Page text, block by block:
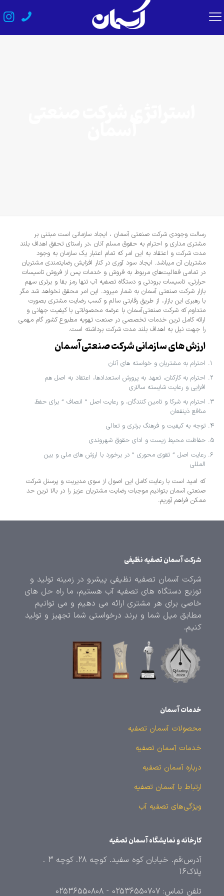
رسالت وجودی شرکت صنعتی آسمان ، ایجاد سازمانی است مبتنی بر
مشتری مداری و احترام به حقوق مسلم آنان ،در راستای تحقق اهداف بلند
مدت شرکت و اعتقاد به این امر که تمام اعتبار یک سازمان به وجود
مشتریان آن میباشد. ایجاد سود آوری در کنار افزایش رضایتمندی مشتریان
در تمامی فعالیت‌های مربوط به فروش و خدمات پس از فروش تاسیسات
حرارتی، تاسیسات برودتی و دستگاه تصفیه آب تنها رمز بقا و برتری سهم
بازار شرکت صنعتی آسمان به شمار میرود. این امر محقق نخواهد شد مگر
با رهبری این بازار، از طریق رقابتی سالم و كسب رضایت مشتری بصورت
متداوم که شرکت صنعتی آسمان با عرضه محصولاتی با کیفیت جهانی و
ارائه کامل ترین خدمات تخصصی در صنعت تهویه مطبوع کشور گام مهمی
را جهت نیل به اهداف بلند مدت شرکت برداشته است.
ارزش ‌های سازمانی شرکت صنعتی آسمان
احترام به مشتریان و خواسته های آنان
احترام به كاركنان، تعهد به پرورش استعدادها، اعتقاد به اصل هم
افزایی و رعایت شایسته سالاری
احترام به شركا و تامین كنندگان، و رعایت اصل ” انصاف ” برای حفظ
منافع ذینفعان
توجه به كیفیت و فرهنگ برتری و تعالی
حفاظت محیط زیست و ادای حقوق شهروندی
رعایت اصل ” تقوی محوری ” در برخورد با ارزش‌ های ملی و بین
المللی
که امید است با رعایت کامل این اصول از سوی مدیریت و پرسنل شرکت
صنعتی آسمان بتوانیم موجبات رضایت مشتریان عزیز را در بالا ترین حد
ممکن فراهم آوریم.
شرکت آسمان تصفیه نظیفی
شرکت آسمان تصفیه نظیفی پیشرو در زمینه تولید و
توزیع دستگاه های تصفیه آب هستیم، ما راه حل های
خاصی برای هر مشتری ارائه می دهیم و می توانیم
مطابق میل شما و برند درخواستی شما تجهیز و تولید
کنیم.
خدمات آسمان
محصولات آسمان تصفیه
خدمات آسمان تصفیه
درباره آسمان تصفیه
ارتباط با آسمان تصفیه
ویژگی‌های تصفیه آب
کارخانه و نمایشگاه آسمان تصفیه
آدرس:قم. خیابان کوه سفید. کوچه 28. کوچه 3 .
پلاک16
تلفن تماس: 02536550707 - 02536550808